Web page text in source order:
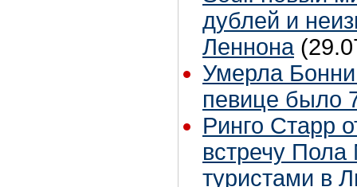
дублей и
Леннона
Умерла
певице было
Ринго Старр
встречу Пола
туристами в